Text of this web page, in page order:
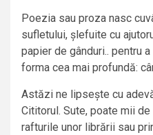
Poezia sau proza nasc
sufletului, șlefuite cu
papier de gânduri.. pentru
forma cea mai profundă:
Astăzi ne lipsește cu
Cititorul. Sute, poate mii
rafturile unor librării sau